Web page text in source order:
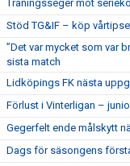
Träningsseger mot
Stöd TG&IF – köp
”Det var mycket som var
sista match
Lidköpings FK nästa
Förlust i Vinterligan –
Gegerfelt ende målskytt
Dags för säsongens